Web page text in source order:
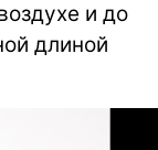
и до
длиной